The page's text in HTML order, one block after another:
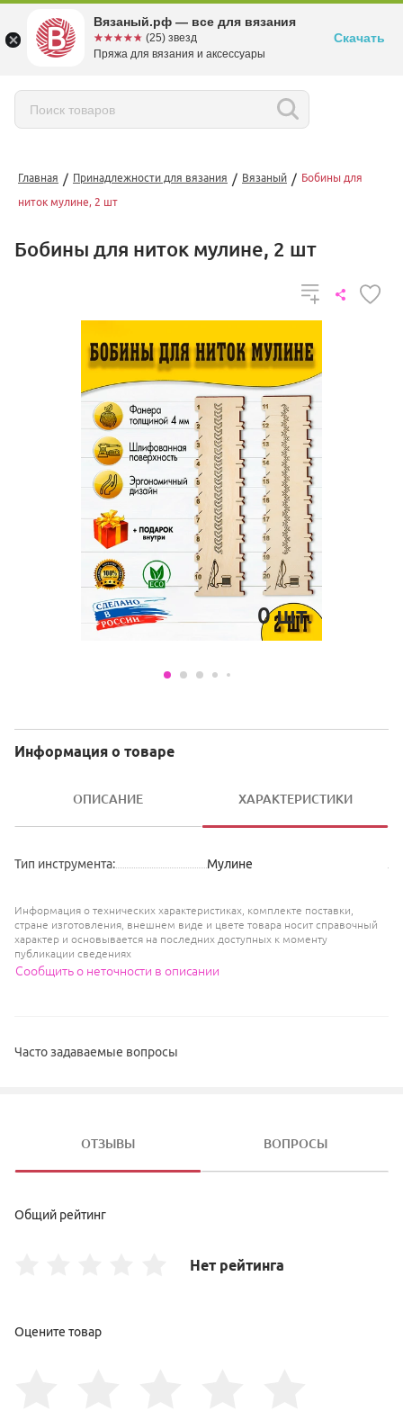
Главная / Принадлежности для вязания / Вязаный / Бобины для
ниток мулине, 2 шт
Бобины для ниток мулине, 2 шт
0 шт.
Информация о товаре
ОПИСАНИЕ ХАРАКТЕРИСТИКИ
Тип инструмента: Мулине
Информация о технических характеристиках, комплекте поставки,
стране изготовления, внешнем виде и цвете товара носит справочный
характер и основывается на последних доступных к моменту
публикации сведениях
Сообщить о неточности в описании
Часто задаваемые вопросы
ОТЗЫВЫ ВОПРОСЫ
Общий рейтинг
Нет рейтинга
Оцените товар
Вязаный.рф — все для вязания
☆☆☆☆☆
★★★★★ (25) звезд
Пряжа для вязания и аксессуары
Скачать